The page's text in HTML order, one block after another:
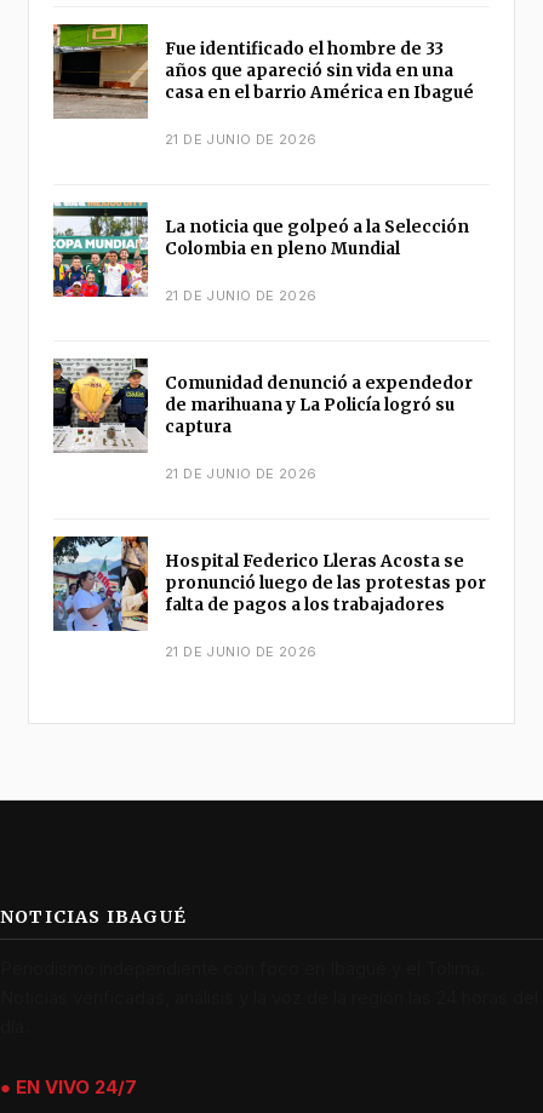
Fue identificado el hombre de 33
años que apareció sin vida en una
casa en el barrio América en Ibagué
21 DE JUNIO DE 2026
La noticia que golpeó a la Selección
Colombia en pleno Mundial
21 DE JUNIO DE 2026
Comunidad denunció a expendedor
de marihuana y La Policía logró su
captura
21 DE JUNIO DE 2026
Hospital Federico Lleras Acosta se
pronunció luego de las protestas por
falta de pagos a los trabajadores
21 DE JUNIO DE 2026
NOTICIAS IBAGUÉ
● EN VIVO 24/7